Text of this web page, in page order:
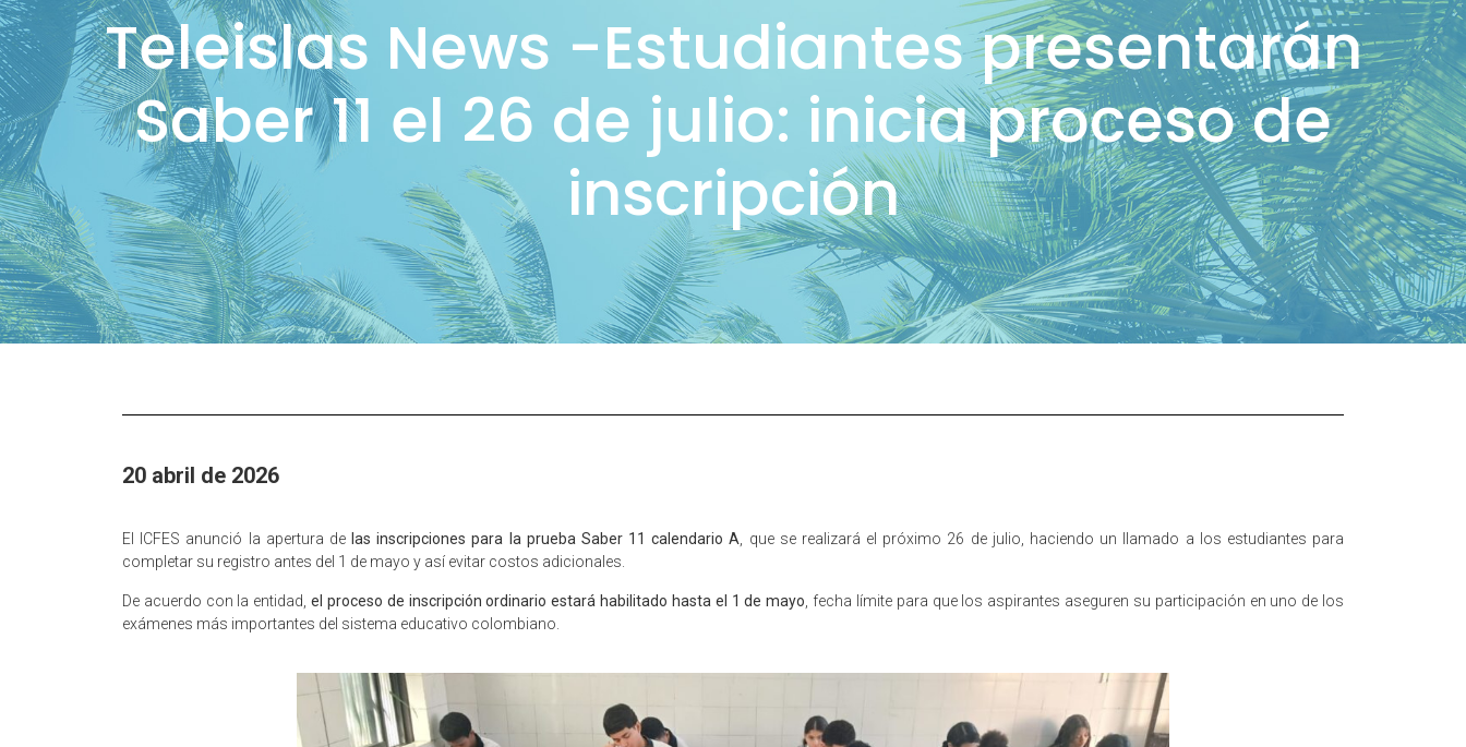
Teleislas News -Estudiantes presentarán
Saber 11 el 26 de julio: inicia proceso de
inscripción
20 abril de 2026
El ICFES anunció la apertura de las inscripciones para la prueba Saber 11 calendario A, que se realizará el próximo 26 de julio, haciendo un llamado a los estudiantes para
completar su registro antes del 1 de mayo y así evitar costos adicionales.
De acuerdo con la entidad,el proceso de inscripción ordinario estará habilitado hasta el 1 de mayo , fecha límite para que los aspirantes aseguren su participación en uno de los
exámenes más importantes del sistema educativo colombiano.